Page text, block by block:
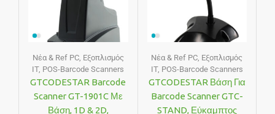
Νέα & Ref PC, Εξοπλισμός
IT, POS-Barcode Scanners
GTCODESTAR Barcode
Scanner GT-1901C Με
Βάση, 1D & 2D,
Νέα & Ref PC Εξοπλισμός
IT, POS-Barcode Scanners
GTCODESTAR Βάση Για
Barcode Scanner GTC-
STAND, Εύκαμπτος